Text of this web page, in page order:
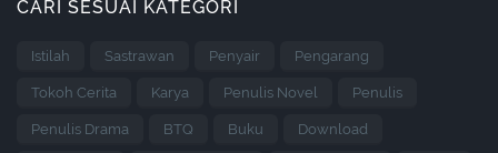
CARI SESUAI KATEGORI
Istilah Sastrawan Penyair Pengarang
Tokoh Cerita Karya Penulis Novel Penulis
Penulis Drama BTQ Buku Download